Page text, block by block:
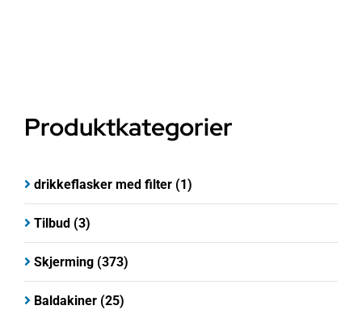
Produktkategorier
drikkeflasker med filter (1)
Tilbud (3)
Skjerming (373)
Baldakiner (25)